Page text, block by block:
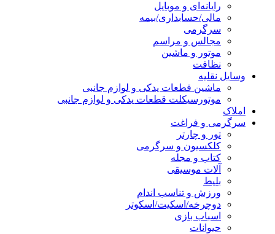
رایانه‌ای و موبایل
مالی/حسابداری/بیمه
سرگرمی
مجالس و مراسم
موتور و ماشین
نظافت
وسایل نقلیه
ماشین قطعات یدکی و لوازم جانبی
موتورسیکلت قطعات یدکی و لوازم جانبی
املاک
سرگرمی و فراغت
تور و چارتر
کلکسیون و سرگرمی
کتاب و مجله
آلات موسیقی
بلیط
ورزش و تناسب اندام
دوچرخه/اسکیت/اسکوتر
اسباب‌ بازی
حیوانات